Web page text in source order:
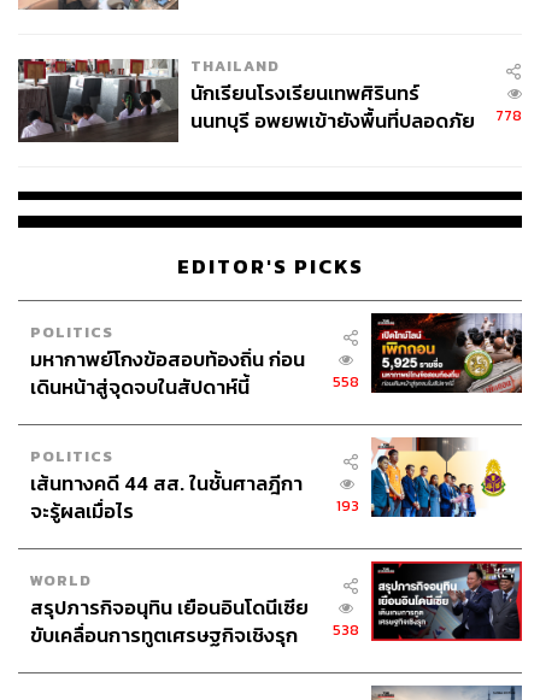
จ่ายหนี้-แอบระบุแบรนด์
THAILAND
นักเรียนโรงเรียนเทพศิรินทร์
นนทบุรี อพยพเข้ายังพื้นที่ปลอดภัย
778
EDITOR'S PICKS
POLITICS
มหากาพย์โกงข้อสอบท้องถิ่น ก่อน
เดินหน้าสู่จุดจบในสัปดาห์นี้
558
POLITICS
เส้นทางคดี 44 สส. ในชั้นศาลฎีกา
จะรู้ผลเมื่อไร
193
WORLD
สรุปภารกิจอนุทิน เยือนอินโดนีเซีย
ขับเคลื่อนการทูตเศรษฐกิจเชิงรุก
538